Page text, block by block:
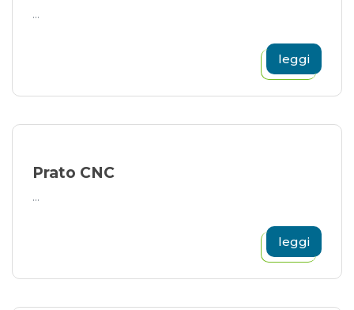
...
leggi
Prato CNC
...
leggi